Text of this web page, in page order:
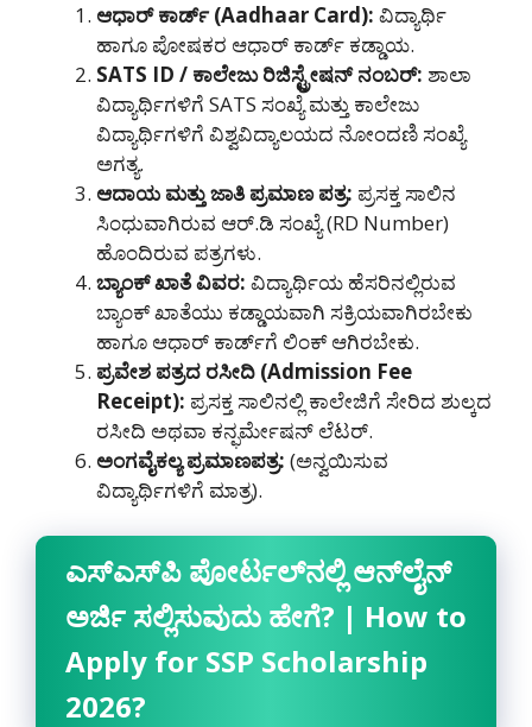
ಆಧಾರ್ ಕಾರ್ಡ್(Aadhaar Card): ವಿದ್ಯಾರ್ಥಿ
ಹಾಗೂ ಪೋಷಕರ ಆಧಾರ್ ಕಾರ್ಡ್ ಕಡ್ಡಾಯ.
SATS ID / ಕಾಲೇಜು ರಿಜಿಸ್ಟ್ರೇಷನ್ ನಂಬರ್: ಶಾಲಾ
ವಿದ್ಯಾರ್ಥಿಗಳಿಗೆ SATS ಸಂಖ್ಯೆ ಮತ್ತು ಕಾಲೇಜು
ವಿದ್ಯಾರ್ಥಿಗಳಿಗೆ ವಿಶ್ವವಿದ್ಯಾಲಯದ ನೋಂದಣಿ ಸಂಖ್ಯೆ
ಅಗತ್ಯ.
ಆದಾಯ ಮತ್ತುಜಾತಿ ಪ್ರಮಾಣ ಪತ್ರ: ಪ್ರಸಕ್ತ ಸಾಲಿನ
ಸಿಂಧುವಾಗಿರುವ ಆರ್‌.ಡಿ ಸಂಖ್ಯೆ (RD Number)
ಹೊಂದಿರುವ ಪತ್ರಗಳು.
ಬ್ಯಾಂಕ್ಖಾತೆವಿವರ: ವಿದ್ಯಾರ್ಥಿಯ ಹೆಸರಿನಲ್ಲಿರುವ
ಬ್ಯಾಂಕ್ ಖಾತೆಯು ಕಡ್ಡಾಯವಾಗಿ ಸಕ್ರಿಯವಾಗಿರಬೇಕು
ಹಾಗೂ ಆಧಾರ್ ಕಾರ್ಡ್‌ಗೆ ಲಿಂಕ್ ಆಗಿರಬೇಕು.
ಪ್ರವೇಶ ಪತ್ರದ ರಸೀದಿ (Admission Fee
Receipt): ಪ್ರಸಕ್ತ ಸಾಲಿನಲ್ಲಿ ಕಾಲೇಜಿಗೆ ಸೇರಿದ ಶುಲ್ಕದ
ರಸೀದಿ ಅಥವಾ ಕನ್ಫರ್ಮೇಷನ್ ಲೆಟರ್.
ಅಂಗವೈಕಲ್ಯ ಪ್ರಮಾಣಪತ್ರ: (ಅನ್ವಯಿಸುವ
ವಿದ್ಯಾರ್ಥಿಗಳಿಗೆ ಮಾತ್ರ).
ಎಸ್ಎಸ್ಪಿ ಪೋರ್ಟಲ್ನಲ್ಲಿ ಆನ್ಲೈನ್
ಅರ್ಜಿ ಸಲ್ಲಿಸುವುದು ಹೇಗೆ? | How to
Apply for SSP Scholarship
2026?